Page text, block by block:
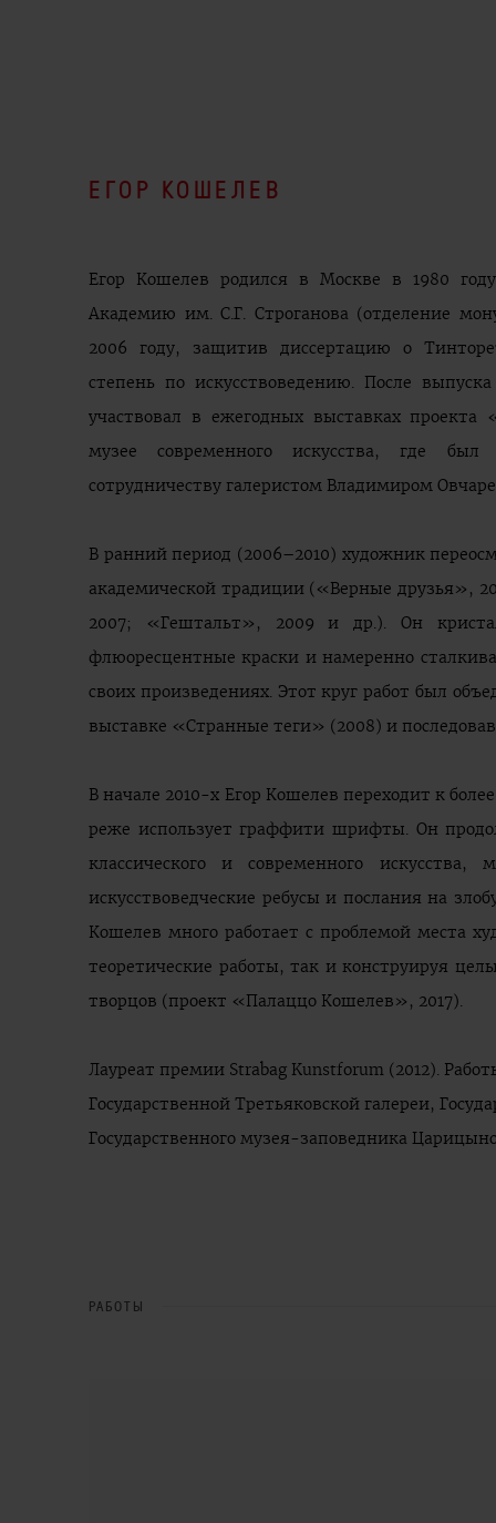
ЕГОР КОШЕЛЕВ
Егор Кошелев родился в Москве в 1980
Академию им. С.Г. Строганова (отделение
2006 году, защитив диссертацию о
степень по искусствоведению. После
участвовал в ежегодных выставках
музее современного искусства, где
сотрудничеству галеристом Владимиром
В ранний период (2006–2010) художник
академической традиции («Верные друзья»,
2007; «Гештальт», 2009 и др.). Он
флюоресцентные краски и намеренно
своих произведениях. Этот круг работ был
выставке «Странные теги» (2008) и
В начале 2010-х Егор Кошелев переходит к
реже использует граффити шрифты. Он
классического и современного искусства,
искусствоведческие ребусы и послания на
Кошелев много работает с проблемой места
теоретические работы, так и конструируя
творцов (проект «Палаццо Кошелев», 2017).
Лауреат премии Strabag Kunstforum (2012).
Государственной Третьяковской галереи,
Государственного музея-заповедника
РАБОТЫ